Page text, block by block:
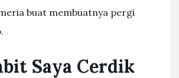
buat membuatnya pergi
Saya Cerdik